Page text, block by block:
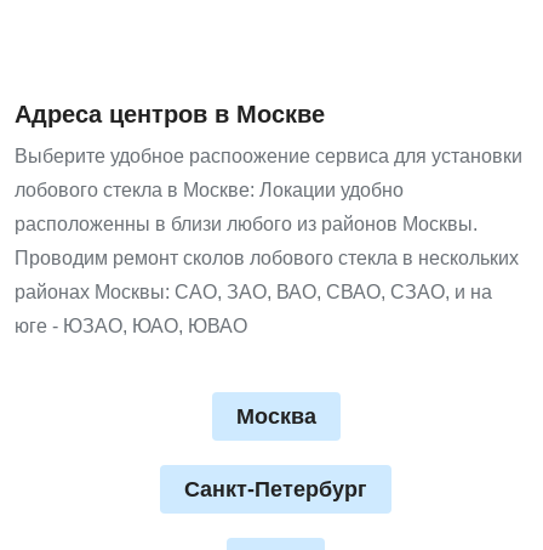
Адреса центров в Москве
Выберите удобное распоожение сервиса для установки
лобового стекла в Москве: Локации удобно
расположенны в близи любого из районов Москвы.
Проводим ремонт сколов лобового стекла в нескольких
районах Москвы: САО, ЗАО, ВАО, СВАО, СЗАО, и на
юге - ЮЗАО, ЮАО, ЮВАО
Москва
Санкт-Петербург